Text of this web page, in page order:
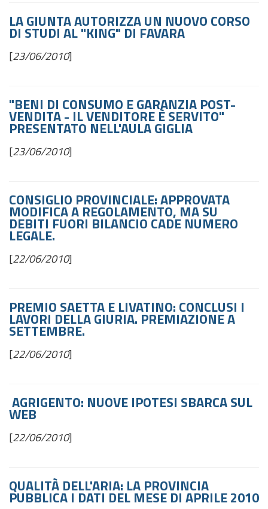
LA GIUNTA AUTORIZZA UN NUOVO CORSO
DI STUDI AL "KING" DI FAVARA
[23/06/2010]
"BENI DI CONSUMO E GARANZIA POST-
VENDITA - IL VENDITORE È SERVITO"
PRESENTATO NELL'AULA GIGLIA
[23/06/2010]
CONSIGLIO PROVINCIALE: APPROVATA
MODIFICA A REGOLAMENTO, MA SU
DEBITI FUORI BILANCIO CADE NUMERO
LEGALE.
[22/06/2010]
PREMIO SAETTA E LIVATINO: CONCLUSI I
LAVORI DELLA GIURIA. PREMIAZIONE A
SETTEMBRE.
[22/06/2010]
AGRIGENTO: NUOVE IPOTESI SBARCA SUL
WEB
[22/06/2010]
QUALITÀ DELL'ARIA: LA PROVINCIA
PUBBLICA I DATI DEL MESE DI APRILE 2010